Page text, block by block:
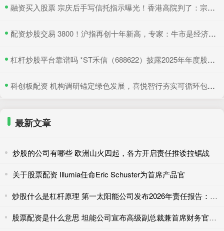
​融资买入股票 宗庆后手写信托指示曝光！香港高院判了：宗馥莉暂不得挪动汇丰账户资产
​配资炒股交易 3800！沪指再创十年新高，专家：牛市是经济增长重要引擎
​杠杆炒股平台靠谱吗 *ST禾信（688622）披露2025年年度股东会决议公告，5月22日股价上涨3.33%
​科创板配资 机构调研锚定绿色发展，喜悦智行夯实可循环包装行业优势
最新文章
炒股的公司有哪些 欧洲山火四起，各方开启责任推诿拉锯战
关于股票配资 Illumia任命Eric Schuster为首席产品官
炒股什么是杠杆原理 第一太阳能公司发布2026年责任报告：本土制造创造多重价值
股票配资是什么意思 坦能公司宣布高级副总裁兼首席财务官Fay West将退休